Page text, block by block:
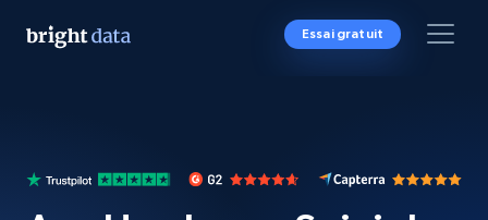
Essai gratuit